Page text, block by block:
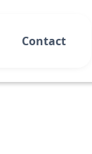
Contact